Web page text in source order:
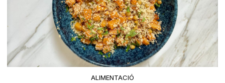
ALIMENTACIÓ